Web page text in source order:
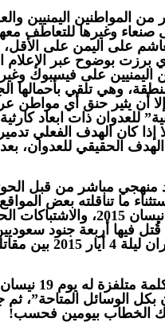
المواطنين اليمنيين
وغيرها للتعاطف
على اليمن على
برزت بوضوح عبر الإعلام
اليمنيين على فيسبوك
وهي تلقي بأحمالها
أن يثير حنق أي مواطن
للعدوان ذات ابعاد كارثية
كان الهدف الفعلي
الحقيقي للعدوان،
منهجي مباشر من قبل
ما تناقلته بعض المواقع
عن اقتحام لقاعدة الخميس الجوية في 12 نيسان
فيها أربعة جنود
رشح عن اشتباكات في منطقة جازان
الوسائل المتاحة”، ثم
الخطاب بيومين فحسب!